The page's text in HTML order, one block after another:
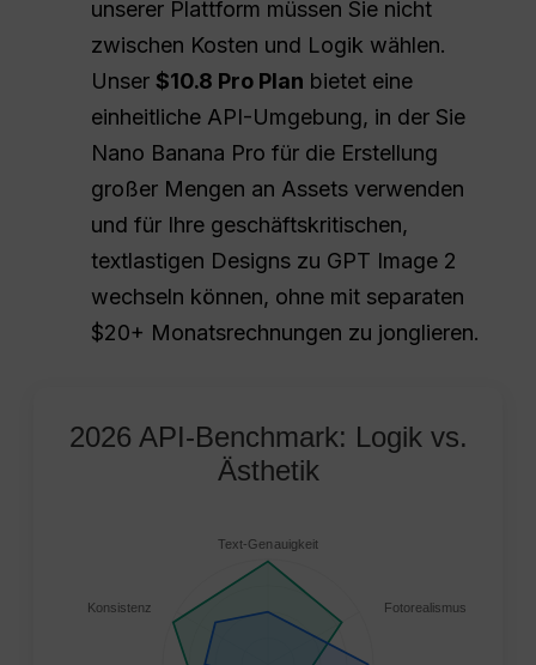
unserer Plattform müssen Sie nicht
zwischen Kosten und Logik wählen.
Unser$10.8 Pro Plan bietet eine
einheitliche API-Umgebung, in der Sie
Nano Banana Pro für die Erstellung
großer Mengen an Assets verwenden
und für Ihre geschäftskritischen,
textlastigen Designs zu GPT Image 2
wechseln können, ohne mit separaten
$20+ Monatsrechnungen zu jonglieren.
2026 API-Benchmark: Logik vs.
Ästhetik
Text-Genauigkeit
Fotorealismus
Konsistenz